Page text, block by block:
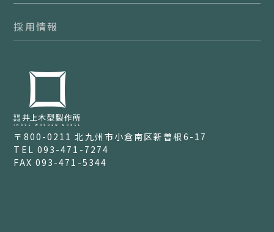
採用情報
〒800-0211北九州市小倉南区新曽根6-17
TEL 093-471-7274
FAX 093-471-5344